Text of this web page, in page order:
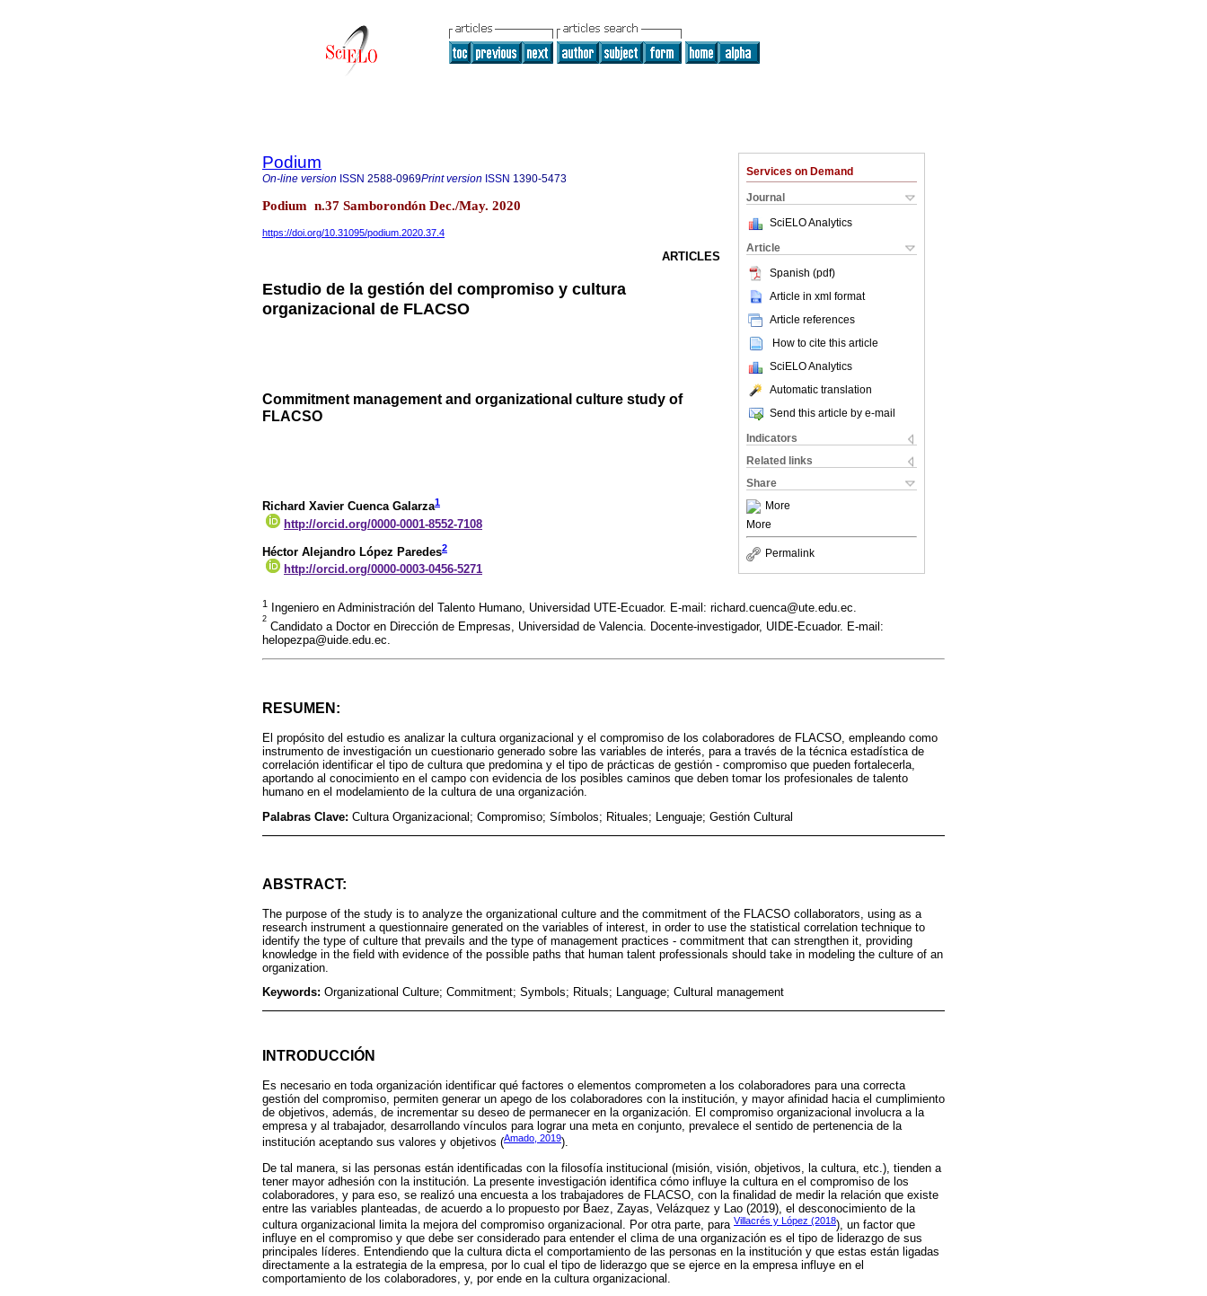
Services on Demand
Journal
SciELO Analytics
Article
Spanish (pdf)
Article in xml format
Article references
How to cite this article
SciELO Analytics
Automatic translation
Send this article by e-mail
Indicators
Related links
Share
More
More
Permalink
Podium
On-line version ISSN 2588-0969Print version ISSN 1390-5473
Podium n.37 Samborondón Dec./May. 2020
https://doi.org/10.31095/podium.2020.37.4
ARTICLES
Estudio de la gestión del compromiso y cultura
organizacional de FLACSO
Commitment management and organizational culture study of
FLACSO
Richard Xavier Cuenca Galarza1
http://orcid.org/0000-0001-8552-7108
Héctor Alejandro López Paredes2
http://orcid.org/0000-0003-0456-5271
1 Ingeniero en Administración del Talento Humano, Universidad UTE-Ecuador. E-mail: richard.cuenca@ute.edu.ec.
2
Candidato a Doctor en Dirección de Empresas, Universidad de Valencia. Docente-investigador, UIDE-Ecuador. E-mail:
helopezpa@uide.edu.ec.
RESUMEN:
El propósito del estudio es analizar la cultura organizacional y el compromiso de los colaboradores de FLACSO, empleando como
instrumento de investigación un cuestionario generado sobre las variables de interés, para a través de la técnica estadística de
correlación identificar el tipo de cultura que predomina y el tipo de prácticas de gestión - compromiso que pueden fortalecerla,
aportando al conocimiento en el campo con evidencia de los posibles caminos que deben tomar los profesionales de talento
humano en el modelamiento de la cultura de una organización.
Palabras Clave: Cultura Organizacional; Compromiso; Símbolos; Rituales; Lenguaje; Gestión Cultural
ABSTRACT:
The purpose of the study is to analyze the organizational culture and the commitment of the FLACSO collaborators, using as a
research instrument a questionnaire generated on the variables of interest, in order to use the statistical correlation technique to
identify the type of culture that prevails and the type of management practices - commitment that can strengthen it, providing
knowledge in the field with evidence of the possible paths that human talent professionals should take in modeling the culture of an
organization.
Keywords: Organizational Culture; Commitment; Symbols; Rituals; Language; Cultural management
INTRODUCCIÓN
Es necesario en toda organización identificar qué factores o elementos comprometen a los colaboradores para una correcta
gestión del compromiso, permiten generar un apego de los colaboradores con la institución, y mayor afinidad hacia el cumplimiento
de objetivos, además, de incrementar su deseo de permanecer en la organización. El compromiso organizacional involucra a la
empresa y al trabajador, desarrollando vínculos para lograr una meta en conjunto, prevalece el sentido de pertenencia de la
institución aceptando sus valores y objetivos (Amado, 2019).
De tal manera, si las personas están identificadas con la filosofía institucional (misión, visión, objetivos, la cultura, etc.), tienden a
tener mayor adhesión con la institución. La presente investigación identifica cómo influye la cultura en el compromiso de los
colaboradores, y para eso, se realizó una encuesta a los trabajadores de FLACSO, con la finalidad de medir la relación que existe
entre las variables planteadas, de acuerdo a lo propuesto por Baez, Zayas, Velázquez y Lao (2019), el desconocimiento de la
cultura organizacional limita la mejora del compromiso organizacional. Por otra parte, para Villacrés y López (2018), un factor que
influye en el compromiso y que debe ser considerado para entender el clima de una organización es el tipo de liderazgo de sus
principales líderes. Entendiendo que la cultura dicta el comportamiento de las personas en la institución y que estas están ligadas
directamente a la estrategia de la empresa, por lo cual el tipo de liderazgo que se ejerce en la empresa influye en el
comportamiento de los colaboradores, y, por ende en la cultura organizacional.